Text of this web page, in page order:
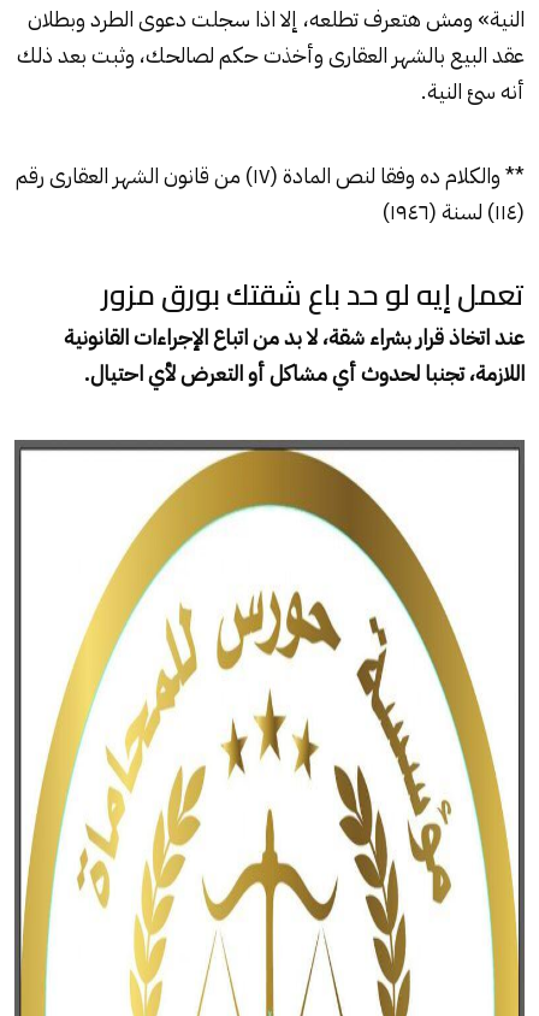
النية» ومش هتعرف تطلعه، إلا اذا سجلت دعوى الطرد وبطلان
عقد البيع بالشهر العقارى وأخذت حكم لصالحك، وثبت بعد ذلك
أنه سئ النية.
** والكلام ده وفقا لنص المادة (١٧) من قانون الشهر العقارى رقم
(١١٤) لسنة (١٩٤٦)
تعمل إيه لو حد باع شقتك بورق مزور
عند اتخاذ قرار بشراء شقة، لا بد من اتباع الإجراءات القانونية
اللازمة، تجنبا لحدوث أي مشاكل أو التعرض لأي احتيال.